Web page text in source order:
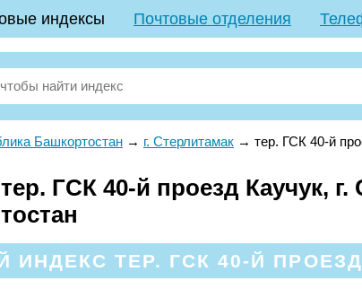
индексы Почтовые отделения
Башкортостан → г. Стерлитамак → тер. ГСК 40-й
ГСК 40-й проезд Каучук, г.
ТЕР. ГСК 40-Й ПРОЕЗД